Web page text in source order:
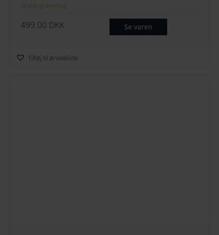
Gratis gravering
499.00 DKK Se varen
Tilføj til ønskeliste